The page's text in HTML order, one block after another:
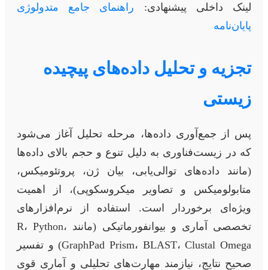
لینک داخلی پیشنهادی: راهنمای جامع متدولوژی
پایان‌نامه
تجزیه و تحلیل داده‌های پیچیده
زیستی
پس از جمع‌آوری داده‌ها، مرحله تحلیل آغاز می‌شود
که در زیست‌فناوری به دلیل تنوع و حجم بالای داده‌ها
(مانند داده‌های توالی‌یابی، بیان ژن، پروتئومیکس،
متابولومیکس و تصاویر میکروسکوپی)، از اهمیت
ویژه‌ای برخوردار است. استفاده از نرم‌افزارهای
تخصصی آماری و بیوانفورماتیکی (مانند R، Python،
GraphPad Prism، BLAST، Clustal Omega) و تفسیر
صحیح نتایج، نیازمند مهارت‌های تحلیلی و آماری قوی